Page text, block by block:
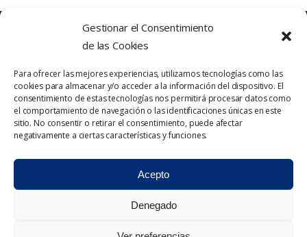
Gestionar el Consentimiento
de las Cookies
Para ofrecer las mejores experiencias, utilizamos tecnologías como las
cookies para almacenar y/o acceder a la información del dispositivo. El
consentimiento de estas tecnologías nos permitirá procesar datos como
el comportamiento de navegación o las identificaciones únicas en este
sitio. No consentir o retirar el consentimiento, puede afectar
negativamente a ciertas características y funciones.
Acepto
Denegado
Política de Privacidad